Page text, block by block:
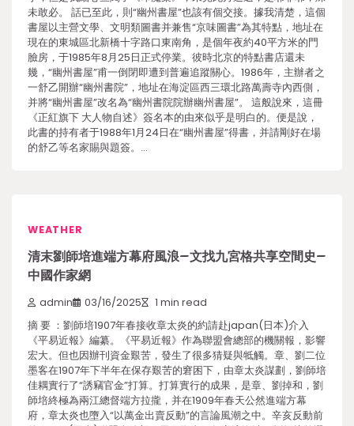
未敢必。 話已至此，則“幽州書屋”也該有個交接。據我清楚，這個
書屋以主營文學、文明類圖書并兼售“京味圖書”為其特點，地址在
現在的東城區北新橋十字路口東南角，是個年夜約40平方米的門
臉房，于1985年8月25日正式停業。彼時北京的特點書店還未
幾，“幽州書屋”甫一倒閉即遭到普遍追蹤關心。1986年，主辦者之
一舒乙開辦“幽州書院”，地址在海淀區西三環北路萬壽寺內西側，
并將“幽州書屋”改名為“幽州書院院辦幽州書屋”。 這般說來，這冊
《正紅旗下 大人物自述》簽名本的由來似乎是明白的。便是說，
此書的持有者于1988年1月24日在“幽州書屋”得書，并請剛好在場
的舒乙等名家賜與題簽。…
WEATHER
清末劉師培進端方幕府風浪–文找九宮格共享空間史–
中國作家網
admin 03/16/2025 1 min read
摘 要 ：劉師培1907年春接收章太炎的約請赴japan(日本)介入
《平易近報》編纂。《平易近報》作為聯盟會總部的機關報，影響
宏大。但也因辦刊資金艱苦，發生了很多猜疑與牴觸。章、劉二位
墨客在1907年下半年在保存艱苦的窘困下，由章太炎謀劃，劉師培
佳耦實行了“誘竊官金”打算。打算實行的成果，是章、劉掉和，劉
師培終極為兩江總督端方拉攏，并在1909年春天公然進端方幕
府，章太炎也墮入“以萬金出賣反動”的言論風潮之中。辛亥反動前